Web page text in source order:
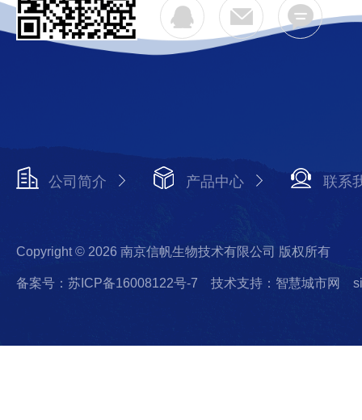
公司简介 产品中心 联系
Copyright © 2026 南京信帆生物技术有限公司 版权所有
备案号：苏ICP备16008122号-7 技术支持：智慧城市网